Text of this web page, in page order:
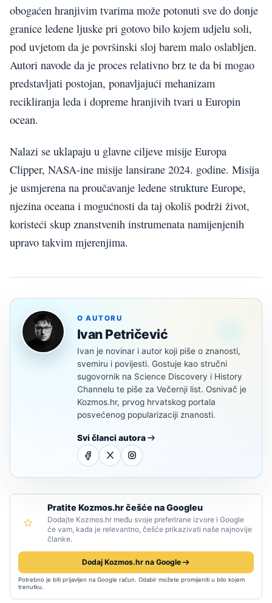
obogaćen hranjivim tvarima može potonuti sve do donje
granice ledene ljuske pri gotovo bilo kojem udjelu soli,
pod uvjetom da je površinski sloj barem malo oslabljen.
Autori navode da je proces relativno brz te da bi mogao
predstavljati postojan, ponavljajući mehanizam
recikliranja leda i dopreme hranjivih tvari u Europin
ocean.
Nalazi se uklapaju u glavne ciljeve misije Europa
Clipper, NASA-ine misije lansirane 2024. godine. Misija
je usmjerena na proučavanje ledene strukture Europe,
njezina oceana i mogućnosti da taj okoliš podrži život,
koristeći skup znanstvenih instrumenata namijenjenih
upravo takvim mjerenjima.
O AUTORU
Ivan Petričević
Ivan je novinar i autor koji piše o znanosti,
svemiru i povijesti. Gostuje kao stručni
sugovornik na Science Discovery i History
Channelu te piše za Večernji list. Osnivač je
Kozmos.hr, prvog hrvatskog portala
posvećenog popularizaciji znanosti.
Svi članci autora
Pratite Kozmos.hr češće na Googleu
Dodajte Kozmos.hr među svoje preferirane izvore i Google
će vam, kada je relevantno, češće prikazivati naše najnovije
članke.
Dodaj Kozmos.hr na Google
Potrebno je biti prijavljen na Google račun. Odabir možete promijeniti u bilo kojem
trenutku.